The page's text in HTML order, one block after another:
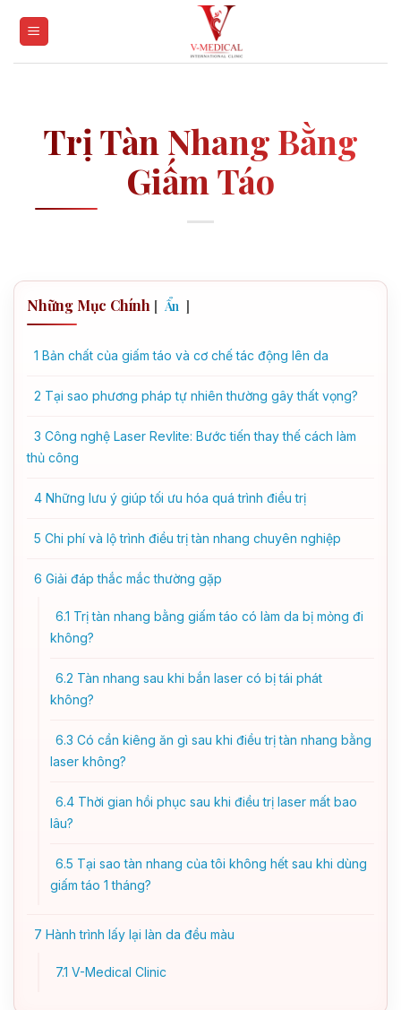
Trị Tàn Nhang Bằng
Giấm Táo
Những Mục Chính [ Ẩn ]
1 Bản chất của giấm táo và cơ chế tác động lên da
2 Tại sao phương pháp tự nhiên thường gây thất vọng?
3 Công nghệ Laser Revlite: Bước tiến thay thế cách làm
thủ công
4 Những lưu ý giúp tối ưu hóa quá trình điều trị
5 Chi phí và lộ trình điều trị tàn nhang chuyên nghiệp
6 Giải đáp thắc mắc thường gặp
6.1 Trị tàn nhang bằng giấm táo có làm da bị mỏng đi
không?
6.2 Tàn nhang sau khi bắn laser có bị tái phát
không?
6.3 Có cần kiêng ăn gì sau khi điều trị tàn nhang bằng
laser không?
6.4 Thời gian hồi phục sau khi điều trị laser mất bao
lâu?
6.5 Tại sao tàn nhang của tôi không hết sau khi dùng
giấm táo 1 tháng?
7 Hành trình lấy lại làn da đều màu
7.1 V-Medical Clinic